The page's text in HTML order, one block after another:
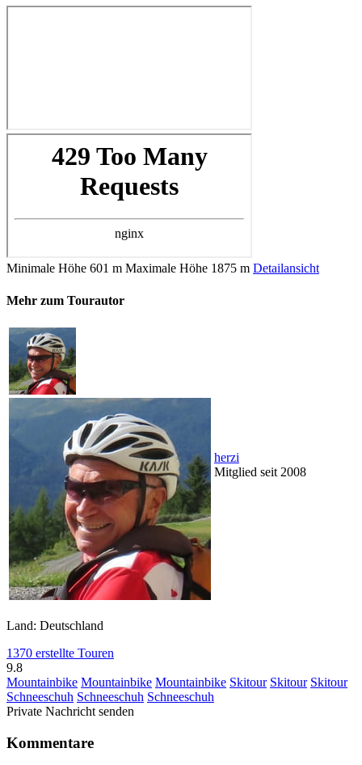
Minimale Höhe 601 m Maximale Höhe 1875 m Detailansicht
Mehr zum Tourautor
herzi
Mitglied seit 2008
Land: Deutschland
1370 erstellte Touren
9.8
Mountainbike Mountainbike Mountainbike Skitour Skitour Skitour
Schneeschuh Schneeschuh Schneeschuh
Private Nachricht senden
Kommentare